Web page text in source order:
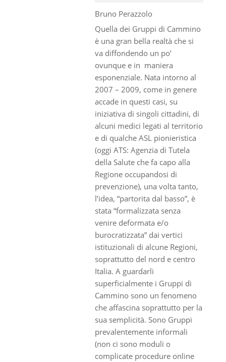
Bruno Perazzolo
Quella dei Gruppi di Cammino
è una gran bella realtà che si
va diffondendo un po’
ovunque e in maniera
esponenziale. Nata intorno al
2007 – 2009, come in genere
accade in questi casi, su
iniziativa di singoli cittadini, di
alcuni medici legati al territorio
e di qualche ASL pionieristica
(oggi ATS: Agenzia di Tutela
della Salute che fa capo alla
Regione occupandosi di
prevenzione), una volta tanto,
l’idea, “partorita dal basso”, è
stata “formalizzata senza
venire deformata e/o
burocratizzata” dai vertici
istituzionali di alcune Regioni,
soprattutto del nord e centro
Italia. A guardarli
superficialmente i Gruppi di
Cammino sono un fenomeno
che affascina soprattutto per la
sua semplicità. Sono Gruppi
prevalentemente informali
(non ci sono moduli o
complicate procedure online